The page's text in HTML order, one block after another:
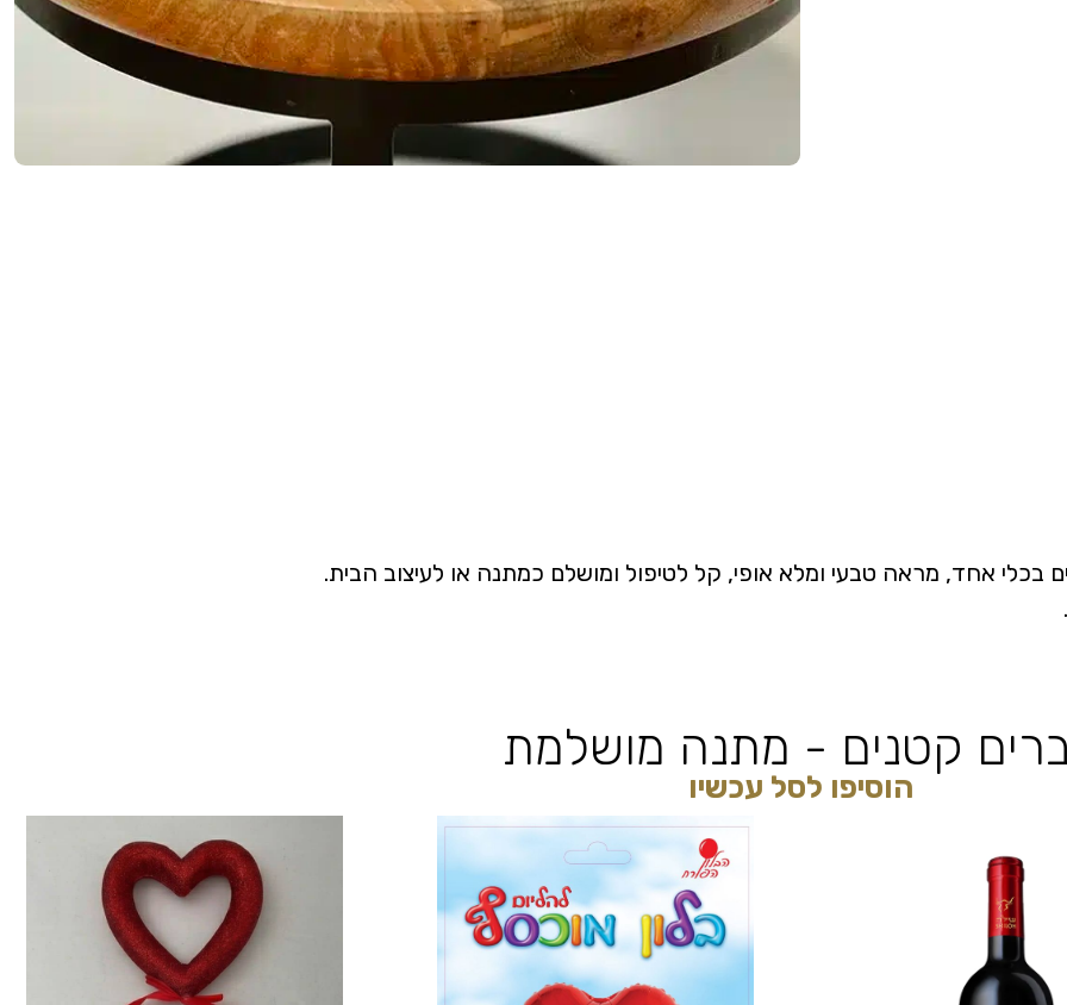
בכלי אחד, מראה טבעי ומלא אופי, קל לטיפול ומושלם כמתנה או לעיצוב הבית.
קטנים - מתנה מושלמת
הוסיפו לסל עכשיו